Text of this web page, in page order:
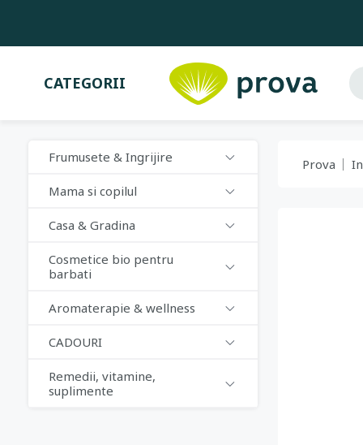
CATEGORII
Frumusete & Ingrijire
Mama si copilul
Casa & Gradina
Cosmetice bio pentru
barbati
Aromaterapie & wellness
CADOURI
Remedii, vitamine,
suplimente
Prova